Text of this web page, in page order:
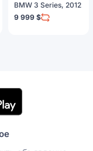
BMW 3 Series, 2012
9 999 $